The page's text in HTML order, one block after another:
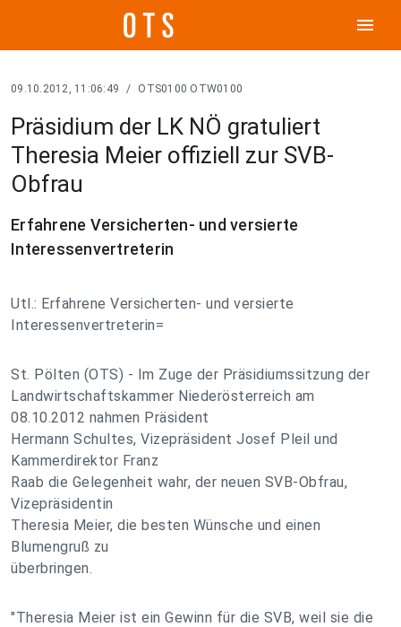
menu
09.10.2012, 11:06:49 / OTS0100 OTW0100
Präsidium der LK NÖ gratuliert
Theresia Meier offiziell zur SVB-
Obfrau
Erfahrene Versicherten- und versierte
Interessenvertreterin
Utl.: Erfahrene Versicherten- und versierte
Interessenvertreterin=
St. Pölten (OTS) - Im Zuge der Präsidiumssitzung der
Landwirtschaftskammer Niederösterreich am
08.10.2012 nahmen Präsident
Hermann Schultes, Vizepräsident Josef Pleil und
Kammerdirektor Franz
Raab die Gelegenheit wahr, der neuen SVB-Obfrau,
Vizepräsidentin
Theresia Meier, die besten Wünsche und einen
Blumengruß zu
überbringen.
"Theresia Meier ist ein Gewinn für die SVB, weil sie die